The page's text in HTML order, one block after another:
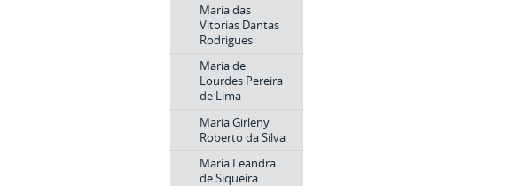
Maria das
Vitorias Dantas
Rodrigues
Maria de
Lourdes Pereira
de Lima
Maria Girleny
Roberto da Silva
Maria Leandra
de Siqueira